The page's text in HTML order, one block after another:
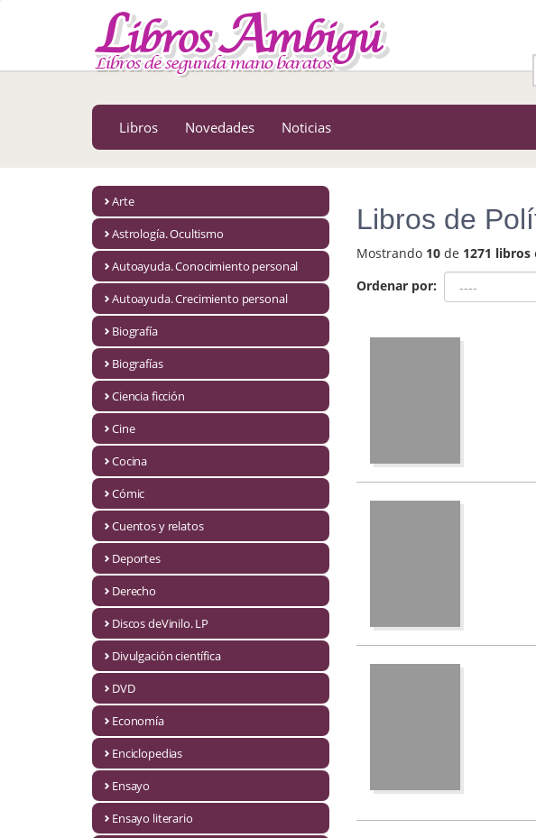
MENÚ PRINCIPAL
Astrología. Ocultismo
Autoayuda. Conocimiento personal
Autoayuda. Crecimiento personal
Ciencia ficción
Cuentos y relatos
Discos deVinilo. LP
Divulgación científica
Libros Novedades Noticias
Arte
Astrología. Ocultismo
Autoayuda. Conocimiento personal
Autoayuda. Crecimiento personal
Biografía
Biografías
Ciencia ficción
Cine
Cocina
Cómic
Cuentos y relatos
Deportes
Derecho
Discos deVinilo. LP
Divulgación científica
DVD
Economía
Enciclopedias
Ensayo
Ensayo literario
Libros de
Mostrando 10de 1271 libros
Ordenar por: